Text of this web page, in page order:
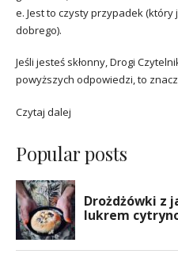
e. Jest to czysty przypadek
dobrego).
Jeśli jesteś skłonny, Drogi
powyższych odpowiedzi, to
Czytaj dalej
Popular posts